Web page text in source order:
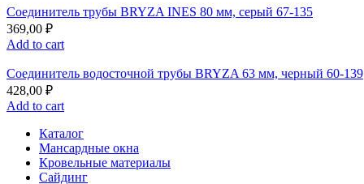
Соединитель трубы BRYZA INES 80 мм, серый 67-135
369,00 ₽
Add to cart
Соединитель водосточной трубы BRYZA 63 мм, черный 60-139
428,00 ₽
Add to cart
Каталог
Мансардные окна
Кровельные материалы
Сайдинг